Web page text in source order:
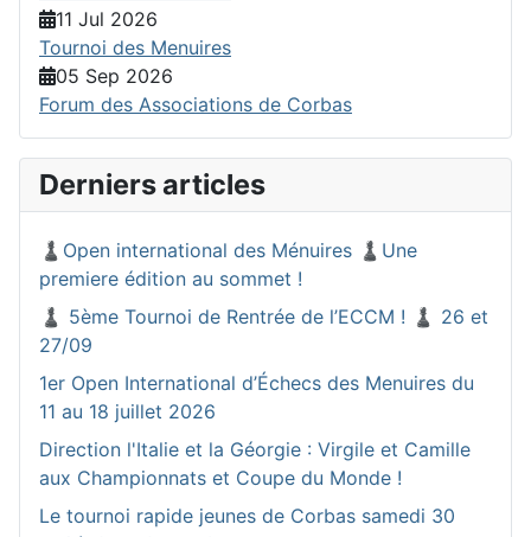
11 Jul 2026
Tournoi des Menuires
05 Sep 2026
Forum des Associations de Corbas
Derniers articles
♟️Open international des Ménuires ♟️Une
premiere édition au sommet !
♟️ 5ème Tournoi de Rentrée de l’ECCM ! ♟️ 26 et
27/09
1er Open International d’Échecs des Menuires du
11 au 18 juillet 2026
Direction l'Italie et la Géorgie : Virgile et Camille
aux Championnats et Coupe du Monde !
Le tournoi rapide jeunes de Corbas samedi 30